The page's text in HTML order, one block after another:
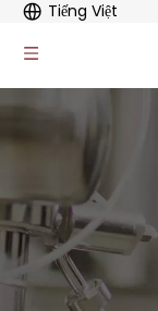
Tiếng Việt